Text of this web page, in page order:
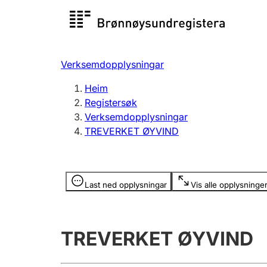
Registersøk
Registrere, endre, slette
Verksemdopplysningar
Heim
Registersøk
Verksemdopplysningar
TREVERKET ØYVIND
Last ned opplysningar Vis alle opplysninger
Opplysninger er skjult
TREVERKET ØYVIND